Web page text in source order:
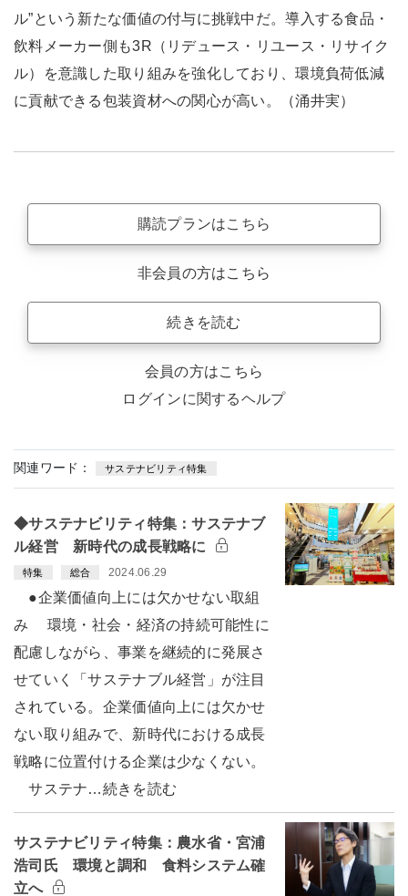
ル”という新たな価値の付与に挑戦中だ。導入する食品・
飲料メーカー側も3R（リデュース・リユース・リサイク
ル）を意識した取り組みを強化しており、環境負荷低減
に貢献できる包装資材への関心が高い。（涌井実）
購読プランはこちら
非会員の方はこちら
続きを読む
会員の方はこちら
ログインに関するヘルプ
関連ワード： サステナビリティ特集
◆サステナビリティ特集：サステナブ
ル経営 新時代の成長戦略に
特集 総合 2024.06.29
●企業価値向上には欠かせない取組
み 環境・社会・経済の持続可能性に
配慮しながら、事業を継続的に発展さ
せていく「サステナブル経営」が注目
されている。企業価値向上には欠かせ
ない取り組みで、新時代における成長
戦略に位置付ける企業は少なくない。
サステナ…続きを読む
サステナビリティ特集：農水省・宮浦
浩司氏 環境と調和 食料システム確
立へ